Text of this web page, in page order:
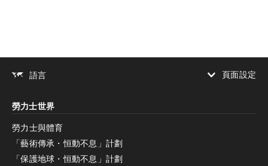
語言
頁面設定
增加對比度
停用
減少動畫
減少動畫
停用
勞力士世界
勞力士與體育
「藝術傳承・恒動不息」計劃
「保護地球・恒動不息」計劃